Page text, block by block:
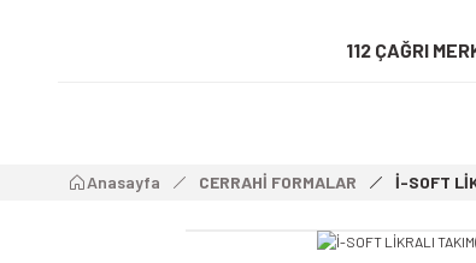
112 ÇAĞRI
Anasayfa CERRAHİ FORMALAR İ-SOFT